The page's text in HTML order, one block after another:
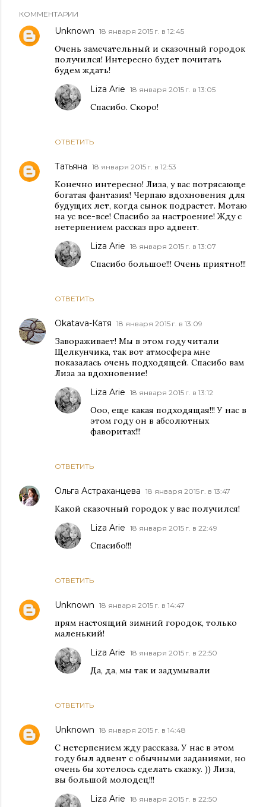
КОММЕНТАРИИ
Unknown 18 января 2015 г. в 12:45
Очень замечательный и сказочный городок
получился! Интересно будет почитать
будем ждать!
ОТВЕТИТЬ
Liza Arie 18 января 2015 г. в 13:05
Спасибо. Скоро!
Татьяна 18 января 2015 г. в 12:53
Конечно интересно! Лиза, у вас потрясающе
богатая фантазия! Черпаю вдохновения для
будущих лет, когда сынок подрастет. Мотаю
на ус все-все! Спасибо за настроение! Жду с
нетерпением рассказ про адвент.
ОТВЕТИТЬ
Liza Arie 18 января 2015 г. в 13:07
Спасибо большое!!! Очень приятно!!!
Okatava-Катя 18 января 2015 г. в 13:09
Завораживает! Мы в этом году читали
Щелкунчика, так вот атмосфера мне
показалась очень подходящей. Спасибо вам
Лиза за вдохновение!
ОТВЕТИТЬ
Liza Arie 18 января 2015 г. в 13:12
Ооо, еще какая подходящая!!! У нас в
этом году он в абсолютных
фаворитах!!!
Ольга Астраханцева 18 января 2015 г. в 13:47
Какой сказочный городок у вас получился!
ОТВЕТИТЬ
Liza Arie 18 января 2015 г. в 22:49
Спасибо!!!
Unknown 18 января 2015 г. в 14:47
прям настоящий зимний городок, только
маленький!
ОТВЕТИТЬ
Liza Arie 18 января 2015 г. в 22:50
Да, да, мы так и задумывали
Unknown 18 января 2015 г. в 14:48
С нетерпением жду рассказа. У нас в этом
году был адвент с обычными заданиями, но
очень бы хотелось сделать сказку. )) Лиза,
вы большой молодец!!!
Liza Arie 18 января 2015 г. в 22:50